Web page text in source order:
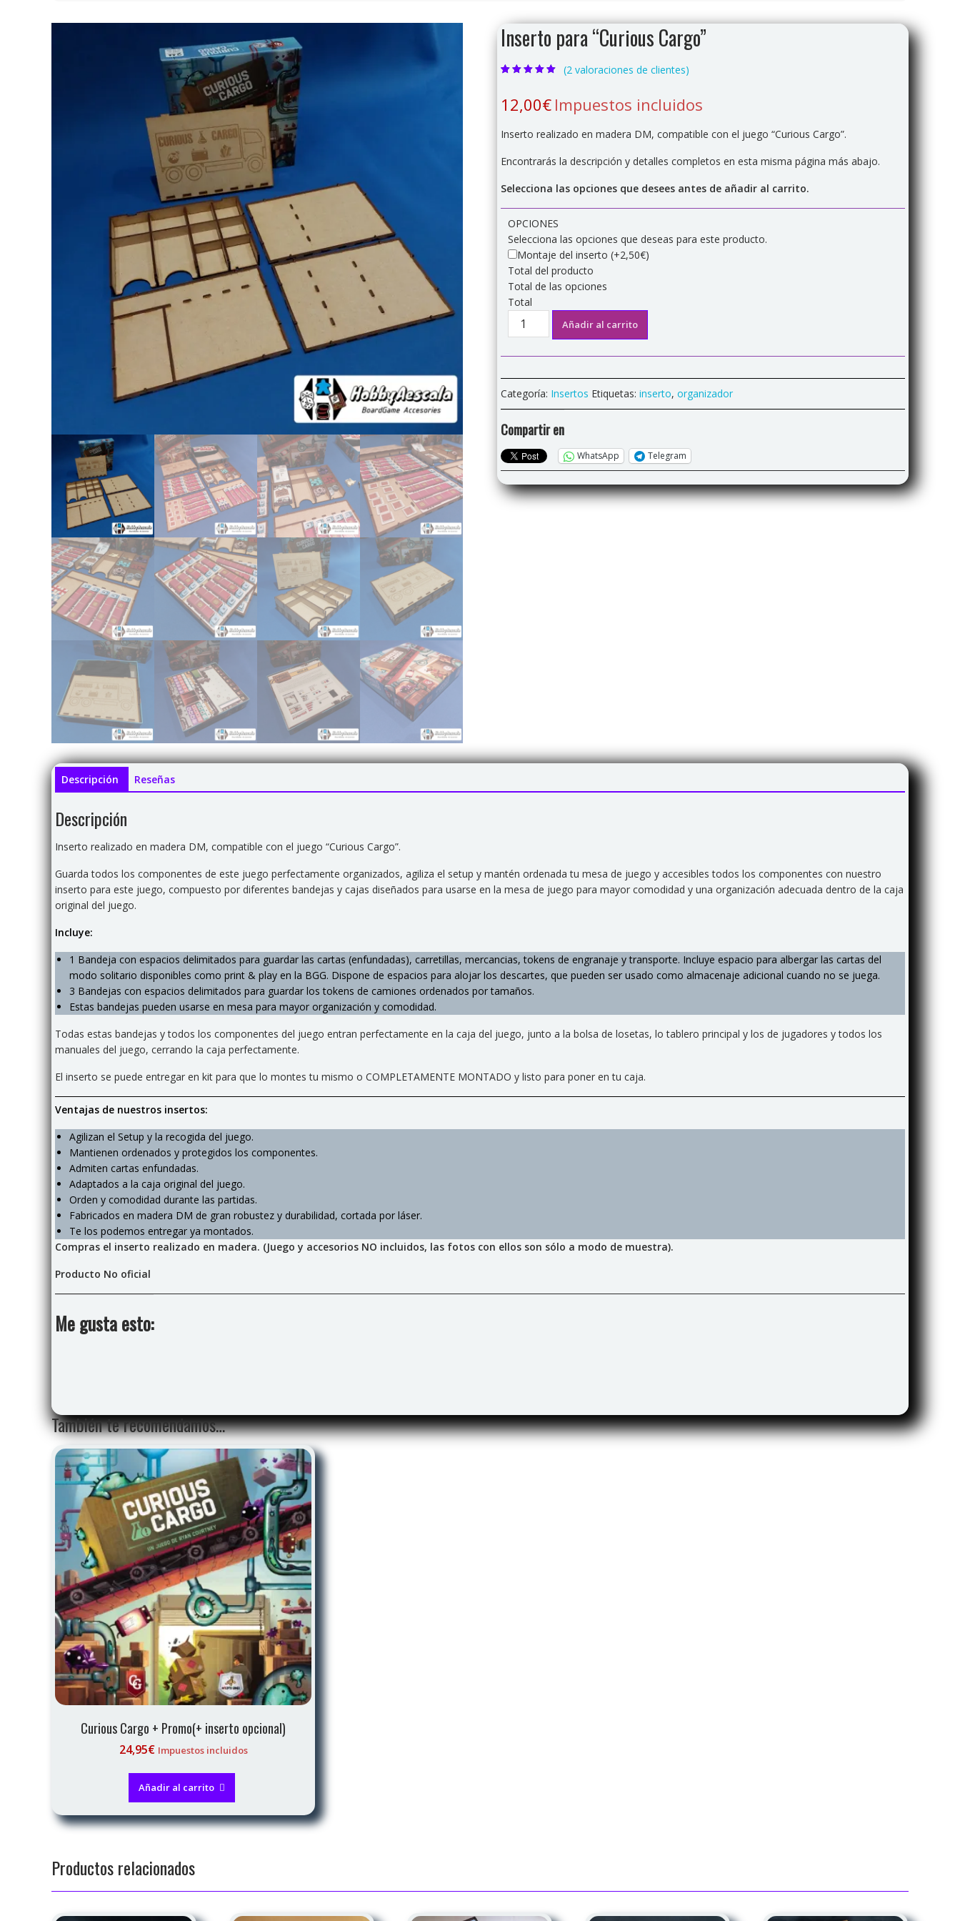
Inserto para “Curious Cargo”
base a
valoraciones de
(2 valoraciones de clientes)
12,00€ Impuestos incluidos
Inserto realizado en madera DM, compatible con el juego “Curious Cargo”.
Encontrarás la descripción y detalles completos en esta misma página más abajo.
Selecciona las opciones que desees antes de añadir al carrito.
OPCIONES
Selecciona las opciones que deseas para este producto.
Montaje del inserto (+2,50€)
Total del producto
Total de las opciones
Total
Inserto
para
cantidad
Añadir al carrito
Categoría: Insertos Etiquetas: inserto, organizador
Compartir en
WhatsApp Telegram
Descripción Reseñas
Descripción
Inserto realizado en madera DM, compatible con el juego “Curious Cargo”.
Guarda todos los componentes de este juego perfectamente organizados, agiliza el setup y mantén ordenada tu mesa de juego y accesibles todos los componentes con nuestro
inserto para este juego, compuesto por diferentes bandejas y cajas diseñados para usarse en la mesa de juego para mayor comodidad y una organización adecuada dentro de la caja
original del juego.
Incluye:
1 Bandeja con espacios delimitados para guardar las cartas (enfundadas), carretillas, mercancias, tokens de engranaje y transporte. Incluye espacio para albergar las cartas del
modo solitario disponibles como print & play en la BGG. Dispone de espacios para alojar los descartes, que pueden ser usado como almacenaje adicional cuando no se juega.
3 Bandejas con espacios delimitados para guardar los tokens de camiones ordenados por tamaños.
Estas bandejas pueden usarse en mesa para mayor organización y comodidad.
Todas estas bandejas y todos los componentes del juego entran perfectamente en la caja del juego, junto a la bolsa de losetas, lo tablero principal y los de jugadores y todos los
manuales del juego, cerrando la caja perfectamente.
El inserto se puede entregar en kit para que lo montes tu mismo o COMPLETAMENTE MONTADO y listo para poner en tu caja.
Ventajas de nuestros insertos:
Agilizan el Setup y la recogida del juego.
Mantienen ordenados y protegidos los componentes.
Admiten cartas enfundadas.
Adaptados a la caja original del juego.
Orden y comodidad durante las partidas.
Fabricados en madera DM de gran robustez y durabilidad, cortada por láser.
Te los podemos entregar ya montados.
Compras el inserto realizado en madera. (Juego y accesorios NO incluidos, las fotos con ellos son sólo a modo de muestra).
Producto No oficial
Me gusta esto:
También te recomendamos…
Curious Cargo + Promo(+ inserto opcional)
24,95€ Impuestos incluidos
Añadir al carrito
Productos relacionados